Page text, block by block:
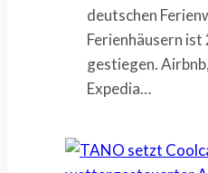
deutschen
Ferienhäusern
gestiegen.
Expedia…